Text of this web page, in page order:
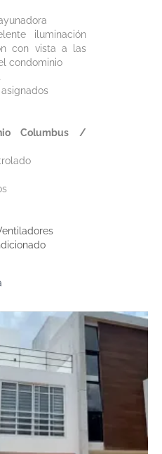
iluminación
con vista a las
condominio
Columbus /
hospitales,
avenidas de